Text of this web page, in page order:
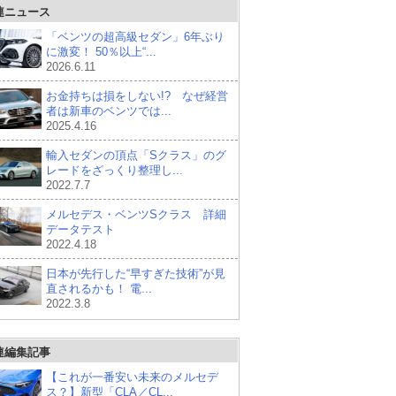
ニュース
「ベンツの超高級セダン」6年ぶり
に激変！ 50％以上“...
2026.6.11
お金持ちは損をしない!? なぜ経営
者は新車のベンツでは...
2025.4.16
輸入セダンの頂点「Sクラス」のグ
レードをざっくり整理し...
2022.7.7
メルセデス・ベンツSクラス 詳細
データテスト
2022.4.18
日本が先行した“早すぎた技術”が見
直されるかも！ 電...
2022.3.8
編集記事
【これが一番安い未来のメルセデ
ス？】新型「CLA／CL...